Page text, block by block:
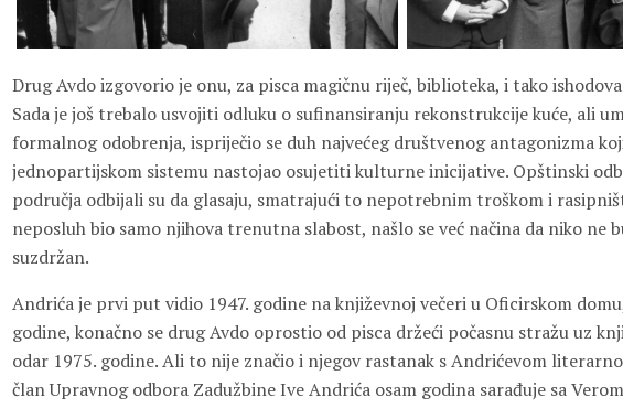
Drug Avdo izgovorio je onu, za pisca magičnu riječ, biblioteka, i tako
Sada je još trebalo usvojiti odluku o sufinansiranju rekonstrukcije kuće, ali
formalnog odobrenja, ispriječio se duh najvećeg društvenog antagonizma
jednopartijskom sistemu nastojao osujetiti kulturne inicijative. Opštinski
područja odbijali su da glasaju, smatrajući to nepotrebnim troškom i
neposluh bio samo njihova trenutna slabost, našlo se već načina da niko ne
suzdržan.
Andrića je prvi put vidio 1947. godine na književnoj večeri u Oficirskom
godine, konačno se drug Avdo oprostio od pisca držeći počasnu stražu uz
odar 1975. godine. Ali to nije značio i njegov rastanak s Andrićevom
član Upravnog odbora Zadužbine Ive Andrića osam godina sarađuje sa